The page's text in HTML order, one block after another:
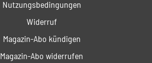
Nutzungs­bedingungen
Widerruf
Magazin-Abo kündigen
Magazin-Abo widerrufen